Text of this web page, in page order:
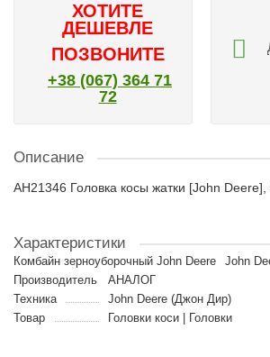
ХОТИТЕ
ДЕШЕВЛЕ
ПОЗВОНИТЕ
+38 (067) 364 71
72
Описание
AH21346 Головка косы жатки [John
Характеристики
Комбайн зерноуборочный John Deere
John
Производитель
АНАЛОГ
Техника
John Deere (Джон Дир)
Товар
Головки коси | Головки